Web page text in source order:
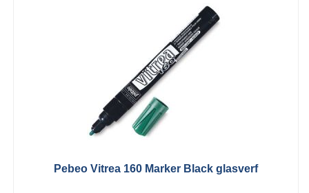
Pebeo Vitrea 160 Marker Black glasverf